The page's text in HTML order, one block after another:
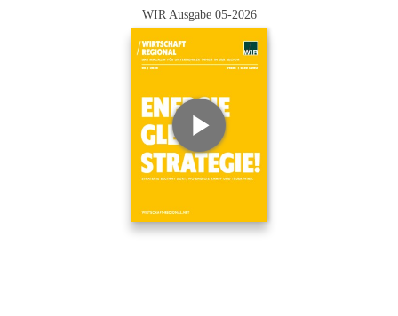
WIR Ausgabe 05-2026